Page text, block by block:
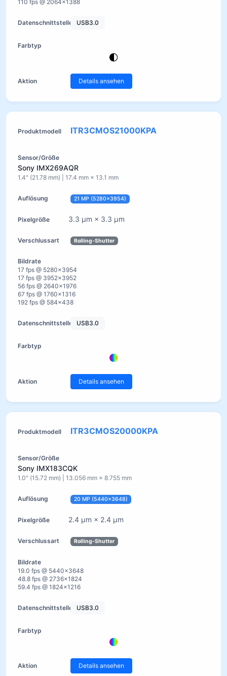
110 fps @ 2064×1388
USB3.0
Details ansehen
ITR3CMOS21000KPA
Sony IMX269AQR
1.4" (21.78 mm) | 17.4 mm × 13.1 mm
21 MP (5280×3954)
3.3 µm × 3.3 µm
Rolling-Shutter
17 fps @ 5280×3954
17 fps @ 3952×3952
56 fps @ 2640×1976
67 fps @ 1760×1316
192 fps @ 584×438
USB3.0
Details ansehen
ITR3CMOS20000KPA
Sony IMX183CQK
1.0" (15.72 mm) | 13.056 mm × 8.755 mm
20 MP (5440×3648)
2.4 µm × 2.4 µm
Rolling-Shutter
19.0 fps @ 5440×3648
48.8 fps @ 2736×1824
59.4 fps @ 1824×1216
USB3.0
Details ansehen